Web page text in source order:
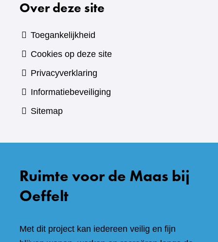
Over deze site
Toegankelijkheid
Cookies op deze site
Privacyverklaring
Informatiebeveiliging
Sitemap
Ruimte voor de Maas bij
Oeffelt
Met dit project kan iedereen veilig en fijn